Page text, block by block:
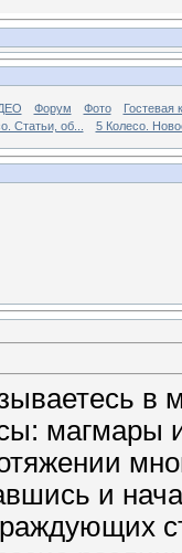
Форум Фото
Гостевая
Статьи, об...
5 Колесо.
в
магмары
и